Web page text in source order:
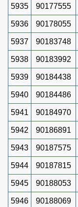
5935 90177555
5936 90178055
5937 90183748
5938 90183992
5939 90184438
5940 90184486
5941 90184970
5942 90186891
5943 90187575
5944 90187815
5945 90188053
5946 90188069